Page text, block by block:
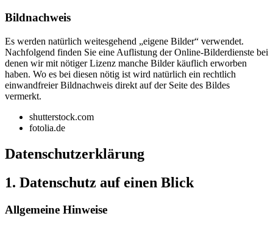
Bildnachweis
Es werden natürlich weitesgehend „eigene Bilder“ verwendet.
Nachfolgend finden Sie eine Auflistung der Online-Bilderdienste bei
denen wir mit nötiger Lizenz manche Bilder käuflich erworben
haben. Wo es bei diesen nötig ist wird natürlich ein rechtlich
einwandfreier Bildnachweis direkt auf der Seite des Bildes
vermerkt.
shutterstock.com
fotolia.de
Datenschutzerklärung
1. Datenschutz auf einen Blick
Allgemeine Hinweise